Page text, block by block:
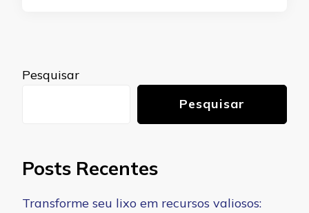
Pesquisar
Pesquisar
Posts Recentes
Transforme seu lixo em recursos valiosos: